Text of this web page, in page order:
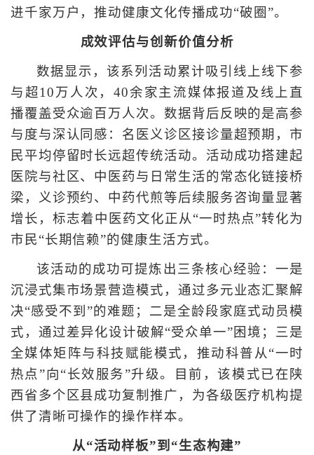
进千家万户，推动健康文化传播成功“破圈”。
成效评估与创新价值分析
数据显示，该系列活动累计吸引线上线下参
与超10万人次，40余家主流媒体报道及线上直
播覆盖受众逾百万人次。数据背后反映的是高参
与度与深认同感：名医义诊区接诊量超预期，市
民平均停留时长远超传统活动。活动成功搭建起
医院与社区、中医药与日常生活的常态化链接桥
梁，义诊预约、中药代煎等后续服务咨询量显著
增长，标志着中医药文化正从“一时热点”转化为
市民“长期信赖”的健康生活方式。
该活动的成功可提炼出三条核心经验：一是
沉浸式集市场景营造模式，通过多元业态汇聚解
决“感受不到”的难题；二是全龄段家庭式动员模
式，通过差异化设计破解“受众单一”困境；三是
全媒体矩阵与科技赋能模式，推动科普从“一时
热点”向“长效服务”升级。目前，该模式已在陕
西省多个区县成功复制推广，为各级医疗机构提
供了清晰可操作的操作样本。
从“活动样板”到“生态构建”